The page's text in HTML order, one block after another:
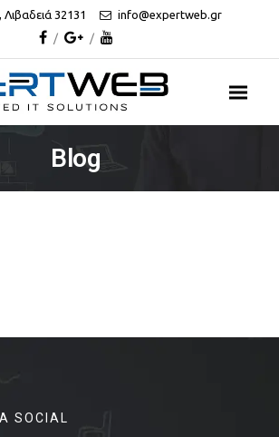
32131 info@expertweb.gr
Blog
SOCIAL